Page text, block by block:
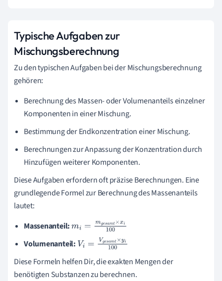
Typische Aufgaben zur
Mischungsberechnung
Zu den typischen Aufgaben bei der Mischungsberechnung
gehören:
Berechnung des Massen- oder Volumenanteils einzelner
Komponenten in einer Mischung.
Bestimmung der Endkonzentration einer Mischung.
Berechnungen zur Anpassung der Konzentration durch
Hinzufügen weiterer Komponenten.
Diese Aufgaben erfordern oft präzise Berechnungen. Eine
grundlegende Formel zur Berechnung des Massenanteils
lautet:
Massenanteil:mi= mg esamt×xi1
00
Volumenanteil: Vi= Vg esamt×yi1
00
Diese Formeln helfen Dir, die exakten Mengen der
benötigten Substanzen zu berechnen.